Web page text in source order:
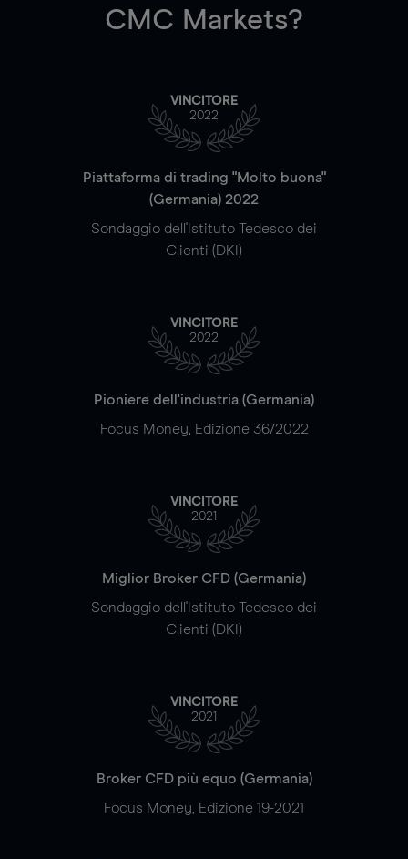
CMC Markets?
VINCITORE
2022
Piattaforma di trading "Molto buona"
(Germania) 2022
Sondaggio dell'Istituto Tedesco dei
Clienti (DKI)
VINCITORE
2022
Pioniere dell'industria (Germania)
Focus Money, Edizione 36/2022
VINCITORE
2021
Miglior Broker CFD (Germania)
Sondaggio dell'Istituto Tedesco dei
Clienti (DKI)
VINCITORE
2021
Broker CFD più equo (Germania)
Focus Money, Edizione 19-2021